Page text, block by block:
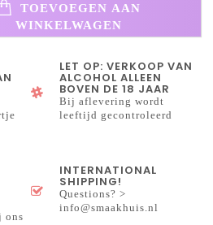
TOEVOEGEN AAN
WINKELWAGEN
LET OP: VERKOOP VAN
ALCOHOL ALLEEN
BOVEN DE 18 JAAR
Bij aflevering wordt
leeftijd gecontroleerd
ons
INTERNATIONAL
SHIPPING!
Questions? >
info@smaakhuis.nl